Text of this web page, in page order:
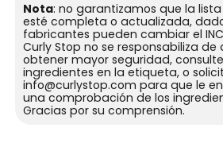
Nota: no garantizamos que la
esté completa o actualizada,
fabricantes pueden cambiar el
Curly Stop no se responsabiliza
obtener mayor seguridad,
ingredientes en la etiqueta, o
info@curlystop.com para que le
una comprobación de los
Gracias por su comprensión.